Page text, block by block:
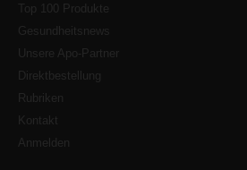
Top 100 Produkte
Gesundheitsnews
Unsere Apo-Partner
Direktbestellung
Rubriken
Kontakt
Anmelden